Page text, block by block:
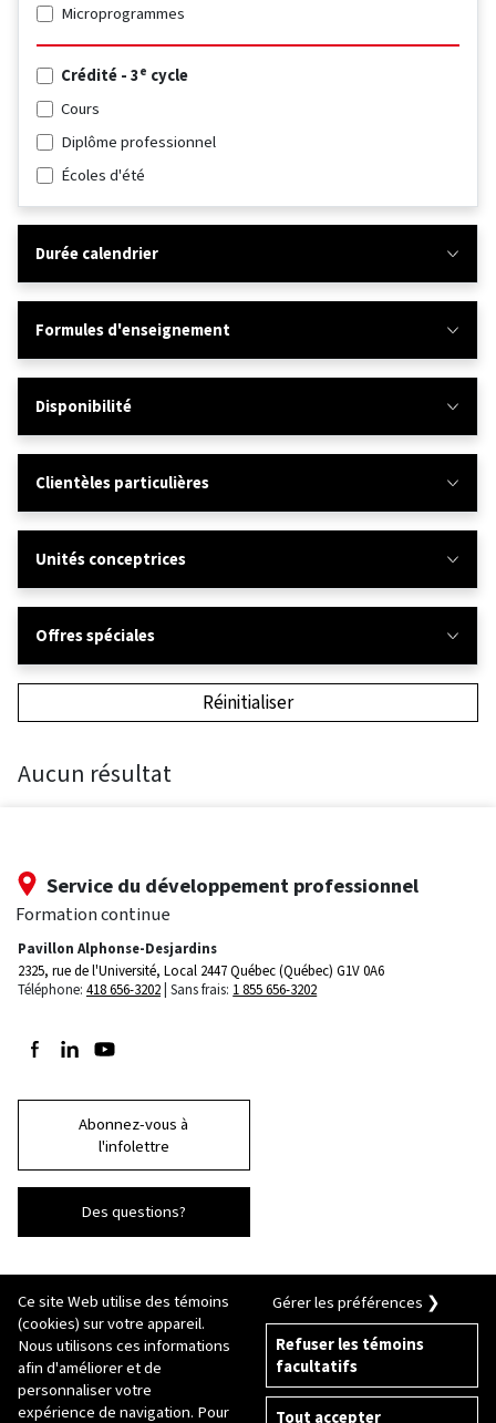
Microprogrammes
Crédité - 3e cycle
Cours
Diplôme professionnel
Écoles d'été
Durée calendrier
Formules d'enseignement
Disponibilité
Clientèles particulières
Unités conceptrices
Offres spéciales
Réinitialiser
Aucun résultat
Service du développement professionnel
Formation continue
Pavillon Alphonse-Desjardins
2325, rue de l'Université, Local 2447Québec (Québec) G1V 0A6
Téléphone: 418 656-3202 Sans frais: 1 855 656-3202
Suivez-nous sur Facebook
Suivez-nous sur LinkedIn
Suivez-nous sur Youtube
Abonnez-vous à
l'infolettre
Des questions?
© 2026 Université Laval
Tous droits réservés
Conditions générales d'utilisation
Fraude en ligne
Ce site Web utilise des témoins
(cookies) sur votre appareil.
Nous utilisons ces informations
afin d'améliorer et de
personnaliser votre
expérience de navigation. Pour
Gérer les préférences ❯
Refuser les témoins
facultatifs
Tout accepter